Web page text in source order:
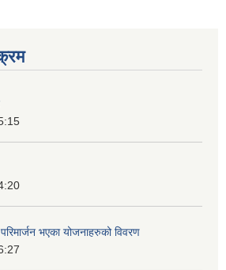
भएका योजनाहरुको विवरण